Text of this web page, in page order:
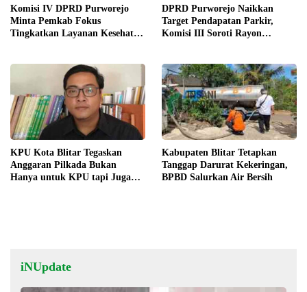
Komisi IV DPRD Purworejo
Minta Pemkab Fokus
Tingkatkan Layanan Kesehatan
DPRD Purworejo Naikkan
Target Pendapatan Parkir,
Komisi III Soroti Rayon
KPU Kota Blitar Tegaskan
Anggaran Pilkada Bukan
Hanya untuk KPU tapi Juga
Kabupaten Blitar Tetapkan
Tanggap Darurat Kekeringan,
BPBD Salurkan Air Bersih
iNUpdate